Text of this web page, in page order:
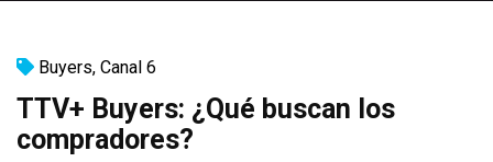
Buyers, Canal 6
TTV+ Buyers: ¿Qué buscan los
compradores?